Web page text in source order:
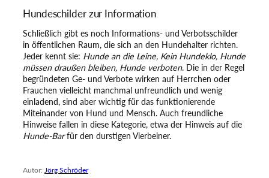
Hundeschilder zur Information
Schließlich gibt es noch Informations- und Verbotsschilder
in öffentlichen Raum, die sich an den Hundehalter richten.
Jeder kennt sie: Hunde an die Leine, Kein Hundeklo, Hunde
müssen draußen bleiben, Hunde verboten. Die in der Regel
begründeten Ge- und Verbote wirken auf Herrchen oder
Frauchen vielleicht manchmal unfreundlich und wenig
einladend, sind aber wichtig für das funktionierende
Miteinander von Hund und Mensch. Auch freundliche
Hinweise fallen in diese Kategorie, etwa der Hinweis auf die
Hunde-Barfür den durstigen Vierbeiner.
Autor: Jörg Schröder